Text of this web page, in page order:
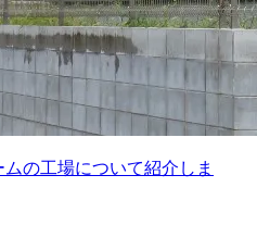
の工場について紹介しま